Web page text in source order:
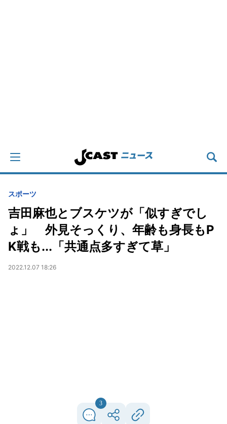
スポーツ
吉田麻也とブスケツが「似すぎでし
ょ」 外見そっくり、年齢も身長もP
K戦も...「共通点多すぎて草」
2022.12.07 18:26
3